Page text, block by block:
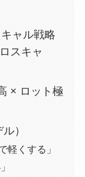
ャル戦略
スキャ
× ロット極
）
軽くする」